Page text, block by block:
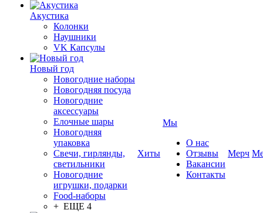
Акустика
Колонки
Наушники
VK Капсулы
Новый год
Новогодние наборы
Новогодняя посуда
Новогодние
аксессуары
Елочные шары
Новогодняя
упаковка
Свечи, гирлянды,
светильники
Новогодние
игрушки, подарки
Food-наборы
+ ЕЩЕ 4
Хиты
Мы
О нас
Отзывы
Вакансии
Контакты
Мерч